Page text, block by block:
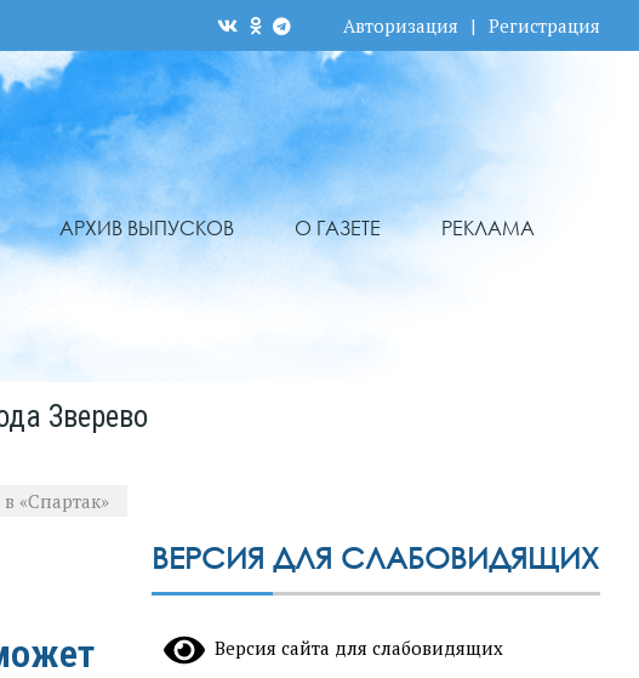
Авторизация | Регистрация
АРХИВ ВЫПУСКОВ О ГАЗЕТЕ РЕКЛАМА
Зверево
«Спартак»
ВЕРСИЯ ДЛЯ СЛАБОВИДЯЩИХ
Версия сайта для слабовидящих